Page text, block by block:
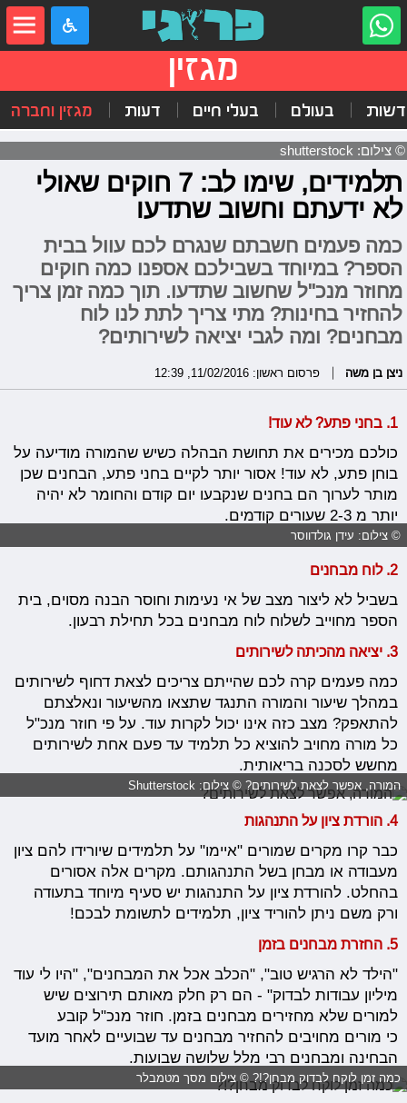
מגזין
בעולם בעלי חיים דעות מגזין וחברה
© צילום: shutterstock
תלמידים, שימו לב: 7 חוקים שאולי
לא ידעתם וחשוב שתדעו
כמה פעמים חשבתם שנגרם לכם עוול בבית
הספר? במיוחד בשבילכם אספנו כמה חוקים
מחוזר מנכ"ל שחשוב שתדעו. תוך כמה זמן צריך
להחזיר בחינות? מתי צריך לתת לנו לוח
מבחנים? ומה לגבי יציאה לשירותים?
ניצן בן משה פרסום ראשון: 11/02/2016, 12:39
1. בחני פתע? לא עוד!
כולכם מכירים את תחושת הבהלה כשיש שהמורה מודיעה על
בוחן פתע, לא עוד! אסור יותר לקיים בחני פתע, הבחנים שכן
מותר לערוך הם בחנים שנקבעו יום קודם והחומר לא יהיה
יותר מ 2-3 שעורים קודמים.
© צילום: עידן גולדווסר
2. לוח מבחנים
בשביל לא ליצור מצב של אי נעימות וחוסר הבנה מסוים, בית
הספר מחוייב לשלוח לוח מבחנים בכל תחילת רבעון.
3. יציאה מהכיתה לשירותים
כמה פעמים קרה לכם שהייתם צריכים לצאת דחוף לשירותים
במהלך שיעור והמורה התנגד שתצאו מהשיעור ונאלצתם
להתאפק? מצב כזה אינו יכול לקרות עוד. על פי חוזר מנכ"ל
כל מורה מחויב להוציא כל תלמיד עד פעם אחת לשירותים
מחשש לסכנה בריאותית.
המורה, אפשר לצאת לשירותים? © צילום: Shutterstock
4. הורדת ציון על התנהגות
כבר קרו מקרים שמורים "איימו" על תלמידים שיורידו להם ציון
מעבודה או מבחן בשל התנהגותם. מקרים אלה אסורים
בהחלט. להורדת ציון על התנהגות יש סעיף מיוחד בתעודה
ורק משם ניתן להוריד ציון, תלמידים לתשומת לבכם!
5. החזרת מבחנים בזמן
"הילד לא הרגיש טוב", "הכלב אכל את המבחנים", "היו לי עוד
מיליון עבודות לבדוק" - הם רק חלק מאותם תירוצים שיש
למורים שלא מחזירים מבחנים בזמן. חוזר מנכ"ל קובע
כי מורים מחויבים להחזיר מבחנים עד שבועיים לאחר מועד
הבחינה ומבחנים רבי מלל שלושה שבועות.
כמה זמן לוקח לבדוק מבחן?!? © צילום מסך מטמבלר